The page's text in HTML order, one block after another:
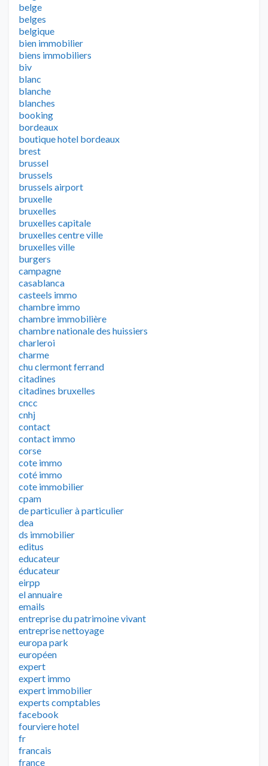
belge
belges
belgique
bien immobilier
biens immobiliers
biv
blanc
blanche
blanches
booking
bordeaux
boutique hotel bordeaux
brest
brussel
brussels
brussels airport
bruxelle
bruxelles
bruxelles capitale
bruxelles centre ville
bruxelles ville
burgers
campagne
casablanca
casteels immo
chambre immo
chambre immobilière
chambre nationale des huissiers
charleroi
charme
chu clermont ferrand
citadines
citadines bruxelles
cncc
cnhj
contact
contact immo
corse
cote immo
coté immo
cote immobilier
cpam
de particulier à particulier
dea
ds immobilier
editus
educateur
éducateur
eirpp
el annuaire
emails
entreprise du patrimoine vivant
entreprise nettoyage
europa park
européen
expert
expert immo
expert immobilier
experts comptables
facebook
fourviere hotel
fr
francais
france